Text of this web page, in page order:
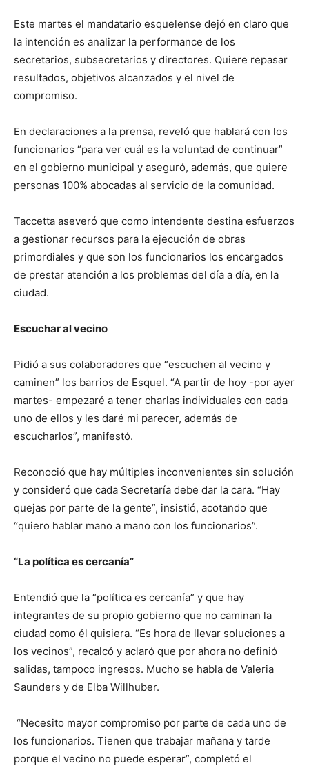
Este martes el mandatario esquelense dejó en claro que
la intención es analizar la performance de los
secretarios, subsecretarios y directores. Quiere repasar
resultados, objetivos alcanzados y el nivel de
compromiso.
En declaraciones a la prensa, reveló que hablará con los
funcionarios “para ver cuál es la voluntad de continuar”
en el gobierno municipal y aseguró, además, que quiere
personas 100% abocadas al servicio de la comunidad.
Taccetta aseveró que como intendente destina esfuerzos
a gestionar recursos para la ejecución de obras
primordiales y que son los funcionarios los encargados
de prestar atención a los problemas del día a día, en la
ciudad.
Escuchar al vecino
Pidió a sus colaboradores que “escuchen al vecino y
caminen” los barrios de Esquel. “A partir de hoy -por ayer
martes- empezaré a tener charlas individuales con cada
uno de ellos y les daré mi parecer, además de
escucharlos”, manifestó.
Reconoció que hay múltiples inconvenientes sin solución
y consideró que cada Secretaría debe dar la cara. “Hay
quejas por parte de la gente”, insistió, acotando que
“quiero hablar mano a mano con los funcionarios”.
“La política es cercanía”
Entendió que la “política es cercanía” y que hay
integrantes de su propio gobierno que no caminan la
ciudad como él quisiera. “Es hora de llevar soluciones a
los vecinos”, recalcó y aclaró que por ahora no definió
salidas, tampoco ingresos. Mucho se habla de Valeria
Saunders y de Elba Willhuber.
“Necesito mayor compromiso por parte de cada uno de
los funcionarios. Tienen que trabajar mañana y tarde
porque el vecino no puede esperar”, completó el